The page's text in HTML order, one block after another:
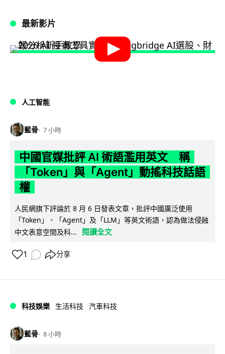
最新影片
人工智能
藍骨 7 小時
中國官媒批評 AI 術語濫用英文 稱
「Token」與「Agent」動搖科技話語
權
人民網旗下評論於 8 月 6 日發表文章，批評中國廣泛使用
「Token」、「Agent」及「LLM」等英文術語，認為做法侵蝕
中文表意空間及科...
閱讀全文
1 分享
科技娛樂 生活科技 汽車科技
藍骨 8 小時